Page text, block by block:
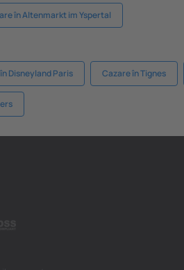
în Altenmarkt im Yspertal
Disneyland Paris Cazare în Tignes